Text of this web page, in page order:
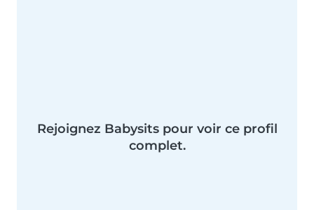
Rejoignez Babysits pour voir ce profil
complet.